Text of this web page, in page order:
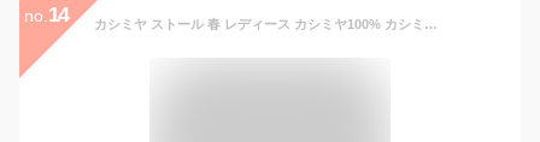
no. 14 カシミヤ ストール 春 レディース カシミヤ100% カシミヤストール 大判 大判ストール 羽織り 薄手 バスケット織り カシミヤ 100% 夏 冷房